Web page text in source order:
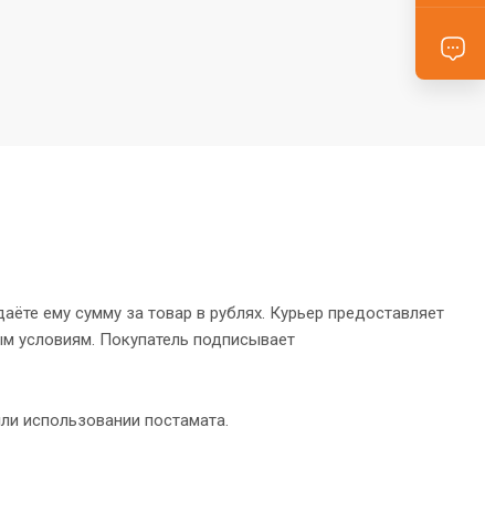
ему сумму за товар в рублях. Курьер предоставляет
условиям. Покупатель подписывает
использовании постамата.